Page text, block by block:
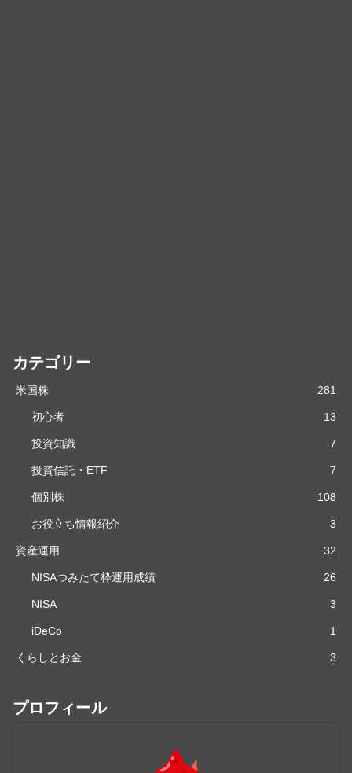
カテゴリー
米国株 281
初心者 13
投資知識 7
投資信託・ETF 7
個別株 108
お役立ち情報紹介 3
資産運用 32
NISAつみたて枠運用成績 26
NISA 3
iDeCo 1
くらしとお金 3
プロフィール